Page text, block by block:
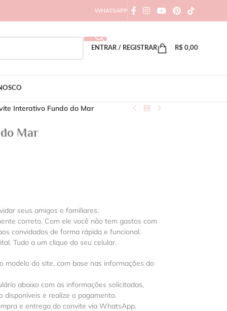
WHATSAPP
ENTRAR / REGISTRAR R$ 0,00
Interativo Fundo do Mar
Mar
seus amigos e familiares.
correto. Com ele você não tem gastos com
convidados de forma rápida e funcional.
Tudo a um clique do seu celular.
modelo do site, com base nas informações do
abaixo com as informações solicitadas,
disponíveis e realize o pagamento.
e entrega do convite via WhatsApp.